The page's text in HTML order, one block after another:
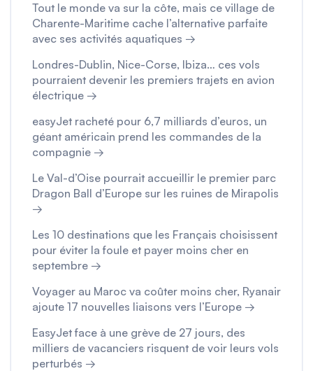
Tout le monde va sur la côte, mais ce village de
Charente-Maritime cache l’alternative parfaite
avec ses activités aquatiques →
Londres-Dublin, Nice-Corse, Ibiza… ces vols
pourraient devenir les premiers trajets en avion
électrique →
easyJet racheté pour 6,7 milliards d’euros, un
géant américain prend les commandes de la
compagnie →
Le Val-d’Oise pourrait accueillir le premier parc
Dragon Ball d’Europe sur les ruines de Mirapolis
→
Les 10 destinations que les Français choisissent
pour éviter la foule et payer moins cher en
septembre →
Voyager au Maroc va coûter moins cher, Ryanair
ajoute 17 nouvelles liaisons vers l’Europe →
EasyJet face à une grève de 27 jours, des
milliers de vacanciers risquent de voir leurs vols
perturbés →